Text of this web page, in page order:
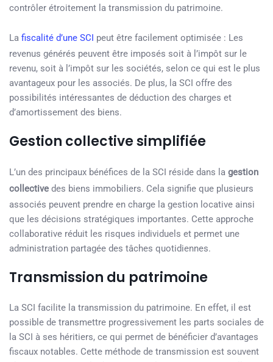
contrôler étroitement la transmission du patrimoine.
La fiscalité d’une SCI peut être facilement optimisée : Les
revenus générés peuvent être imposés soit à l’impôt sur le
revenu, soit à l’impôt sur les sociétés, selon ce qui est le plus
avantageux pour les associés. De plus, la SCI offre des
possibilités intéressantes de déduction des charges et
d’amortissement des biens.
Gestion collective simplifiée
L’un des principaux bénéfices de la SCI réside dans la gestion
collective des biens immobiliers. Cela signifie que plusieurs
associés peuvent prendre en charge la gestion locative ainsi
que les décisions stratégiques importantes. Cette approche
collaborative réduit les risques individuels et permet une
administration partagée des tâches quotidiennes.
Transmission du patrimoine
La SCI facilite la transmission du patrimoine. En effet, il est
possible de transmettre progressivement les parts sociales de
la SCI à ses héritiers, ce qui permet de bénéficier d’avantages
fiscaux notables. Cette méthode de transmission est souvent